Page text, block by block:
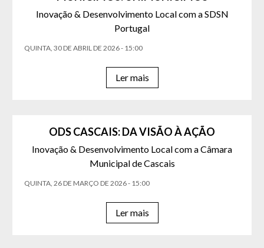
Inovação & Desenvolvimento Local com a SDSN
Portugal
QUINTA, 30 DE ABRIL DE 2026 - 15:00
Ler mais
ODS CASCAIS: DA VISÃO À AÇÃO
Inovação & Desenvolvimento Local com a Câmara
Municipal de Cascais
QUINTA, 26 DE MARÇO DE 2026 - 15:00
Ler mais